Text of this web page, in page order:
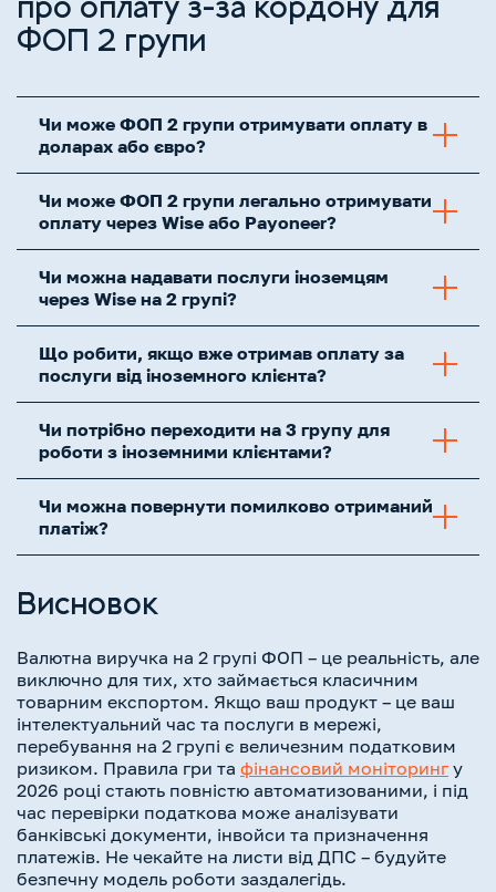
про оплату з-за кордону для
ФОП 2 групи
Чи може ФОП 2 групи отримувати оплату в
доларах або євро?
Чи може ФОП 2 групи легально отримувати
оплату через Wise або Payoneer?
Чи можна надавати послуги іноземцям
через Wise на 2 групі?
Що робити, якщо вже отримав оплату за
послуги від іноземного клієнта?
Чи потрібно переходити на 3 групу для
роботи з іноземними клієнтами?
Чи можна повернути помилково отриманий
платіж?
Висновок
Валютна виручка на 2 групі ФОП – це реальність, але
виключно для тих, хто займається класичним
товарним експортом. Якщо ваш продукт – це ваш
інтелектуальний час та послуги в мережі,
перебування на 2 групі є величезним податковим
ризиком. Правила гри та фінансовий моніторинг у
2026 році стають повністю автоматизованими, і під
час перевірки податкова може аналізувати
банківські документи, інвойси та призначення
платежів. Не чекайте на листи від ДПС – будуйте
безпечну модель роботи заздалегідь.